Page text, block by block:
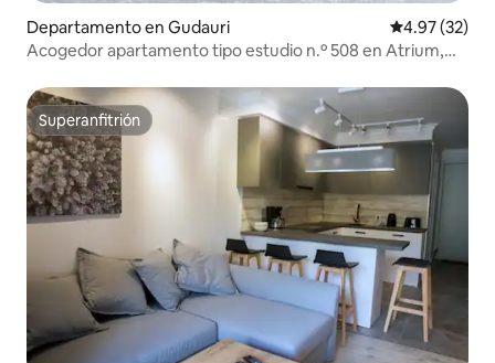
Departamento en Gudauri Calificación
4.97 (32)
Acogedor apartamento tipo estudio n.º 508 en Atrium,
Superanfitrión
Superanfitrión